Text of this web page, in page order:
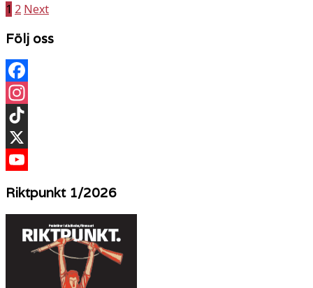
Sidnumrering
för
inlägg
1 2 Next
Följ oss
Facebook
Instagram
TikTok
X
Riktpunkt 1/2026